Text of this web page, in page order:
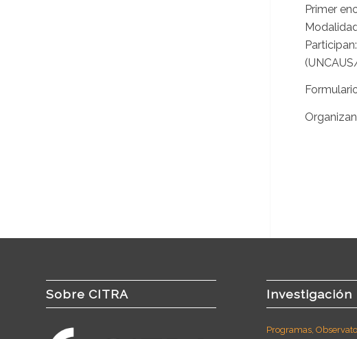
Primer
Participan:
Sobre CITRA Investigación
Programas,